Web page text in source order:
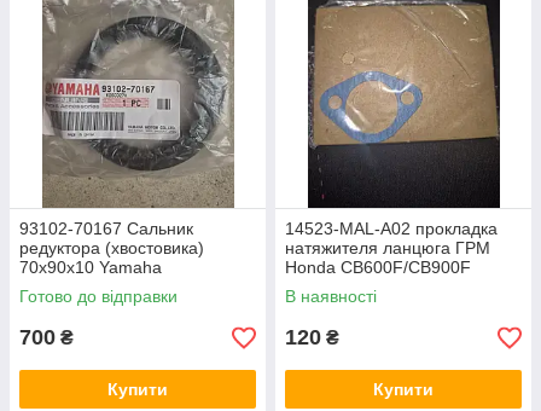
93102-70167 Сальник
редуктора (хвостовика)
70x90x10 Yamaha
FJR1300,V-Max 1200, Virago
1100/750,BT1100 Bulldog,
Готово до відправки
700 ₴
Купити
14523-MAL-A02 прокладка
натяжителя ланцюга ГРМ
Honda CB600F/CB900F
Hornet, CBR600RR, Honda
CBR-900RR,CBR-1100RR,
В наявності
120 ₴
Купити